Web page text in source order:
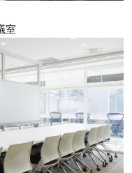
室